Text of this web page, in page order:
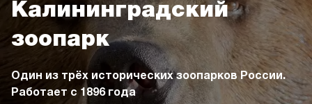
Калининградский
зоопарк
Уникальный дендропарк площадью 16,4 га